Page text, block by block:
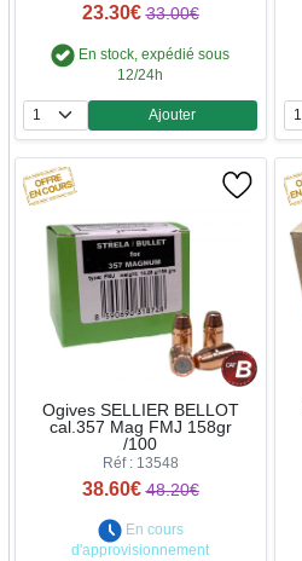
23.30€ 33.00€
En stock, expédié sous
12/24h
Quantité
Ajouter
Ogives SELLIER BELLOT
cal.357 Mag FMJ 158gr
/100
Réf : 13548
38.60€ 48.20€
En cours
d'approvisionnement